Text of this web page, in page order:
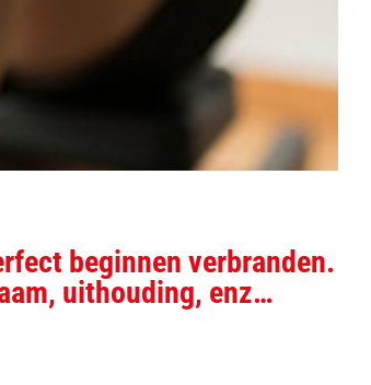
beginnen verbranden.
uithouding, enz…